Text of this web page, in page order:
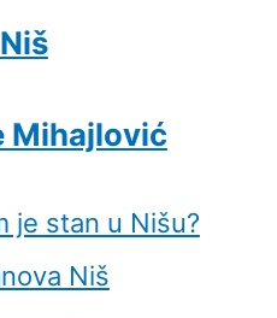
Mihajlović
je stan u Nišu?
Niš